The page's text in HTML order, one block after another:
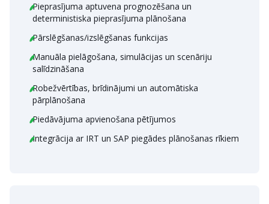
Pieprasījuma aptuvena prognozēšana un
deterministiska pieprasījuma plānošana
Pārslēgšanas/izslēgšanas funkcijas
Manuāla pielāgošana, simulācijas un scenāriju
salīdzināšana
Robežvērtības, brīdinājumi un automātiska
pārplānošana
Piedāvājuma apvienošana pētījumos
Integrācija ar IRT un SAP piegādes plānošanas rīkiem